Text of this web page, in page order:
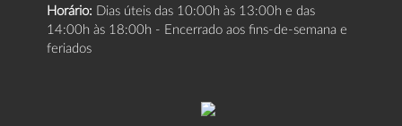
Horário: Dias úteis das 10:00h às 13:00h e das
14:00h às 18:00h - Encerrado aos fins-de-semana e
feriados